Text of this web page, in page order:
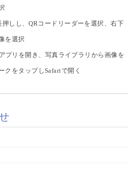
しし、QRコードリーダーを選択、右下
を選択
プリを開き、写真ライブラリから画像を
クをタップしSafariで開く